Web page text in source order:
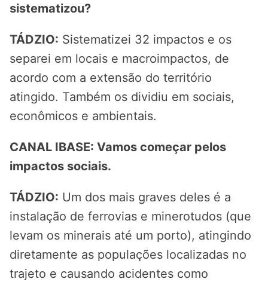
sistematizou?
TÁDZIO: Sistematizei 32 impactos e os
separei em locais e macroimpactos, de
acordo com a extensão do território
atingido. Também os dividiu em sociais,
econômicos e ambientais.
CANAL IBASE: Vamos começar pelos
impactos sociais.
TÁDZIO: Um dos mais graves deles é a
instalação de ferrovias e minerotudos (que
levam os minerais até um porto), atingindo
diretamente as populações localizadas no
trajeto e causando acidentes como